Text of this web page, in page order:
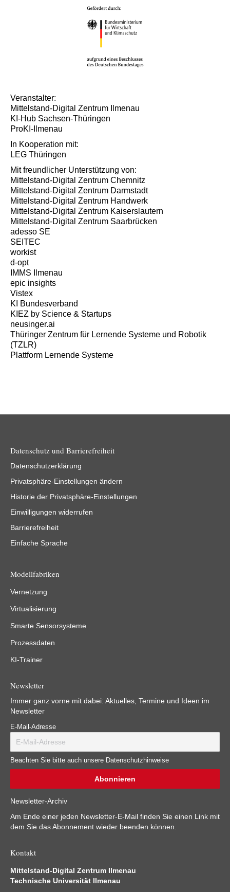
Veranstalter:
Mittelstand-Digital Zentrum Ilmenau
KI-Hub Sachsen-Thüringen
ProKI-Ilmenau
In Kooperation mit:
LEG Thüringen
Mit freundlicher Unterstützung von:
Mittelstand-Digital Zentrum Chemnitz
Mittelstand-Digital Zentrum Darmstadt
Mittelstand-Digital Zentrum Handwerk
Mittelstand-Digital Zentrum Kaiserslautern
Mittelstand-Digital Zentrum Saarbrücken
adesso SE
SEITEC
workist
d-opt
IMMS Ilmenau
epic insights
Vistex
KI Bundesverband
KIEZ by Science & Startups
neusinger.ai
Thüringer Zentrum für Lernende Systeme und Robotik
(TZLR)
Plattform Lernende Systeme
Datenschutz und Barrierefreiheit
Datenschutzerklärung
Privatsphäre-Einstellungen ändern
Historie der Privatsphäre-Einstellungen
Einwilligungen widerrufen
Barrierefreiheit
Einfache Sprache
Modellfabriken
Vernetzung
Virtualisierung
Smarte Sensorsysteme
Prozessdaten
KI-Trainer
Newsletter
Immer ganz vorne mit dabei: Aktuelles, Termine und Ideen im
Newsletter
E-Mail-Adresse
Beachten Sie bitte auch unsere Datenschutzhinweise
Newsletter-Archiv
Am Ende einer jeden Newsletter-E-Mail finden Sie einen Link mit
dem Sie das Abonnement wieder beenden können.
Kontakt
Mittelstand-Digital Zentrum Ilmenau
Technische Universität Ilmenau